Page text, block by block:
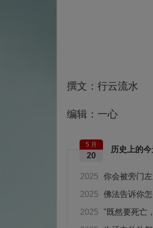
撰文：行云流水
编辑：一心
历史上的
5 月
20
2025 你会被旁门
2025 佛法告诉你
2025 "既然要死亡